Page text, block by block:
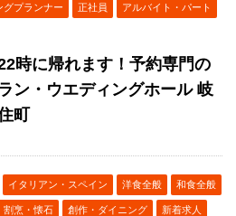
グプランナー 正社員 アルバイト・パート
時に帰れます！予約専門の
ン・ウエディングホール 岐
町
イタリアン・スペイン 洋食全般 和食全般
割烹・懐石 創作・ダイニング 新着求人